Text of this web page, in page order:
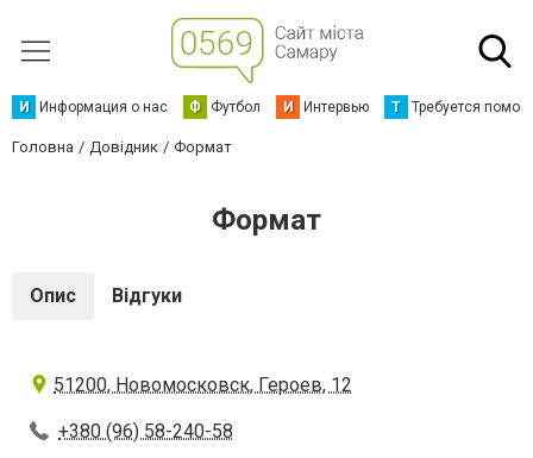
И Информация о нас Ф Футбол И Интервью Т Требуется
Головна Довідник Формат
Формат
Опис Відгуки
51200, Новомосковск, Героев, 12
+380 (96) 58-240-58